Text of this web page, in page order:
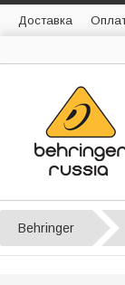
Доставка
Behringer